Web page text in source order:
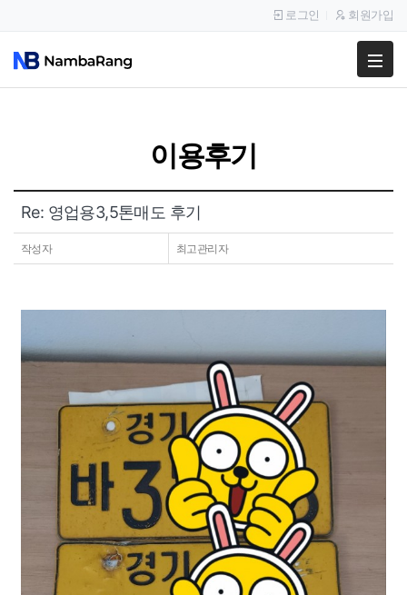
팔고
공지사항
이용후기
로그인 회원가입
이용후기
Re: 영업용3,5톤매도 후기
작성자 최고관리자